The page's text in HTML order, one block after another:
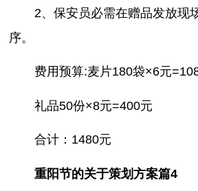
2、保安员必需在赠品发放现
序。
费用预算:麦片180袋×6元
礼品50份×8元=400元
合计：1480元
重阳节的关于策划方案篇4